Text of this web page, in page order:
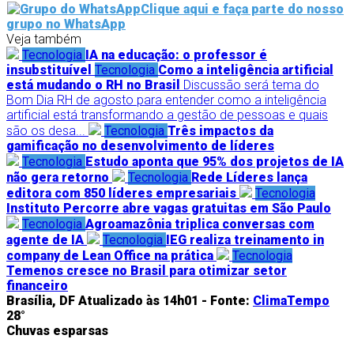
Clique aqui e faça parte do nosso
grupo no WhatsApp
Veja também
Tecnologia IA na educação: o professor é
insubstituível Tecnologia Como a inteligência artificial
está mudando o RH no Brasil Discussão será tema do
Bom Dia RH de agosto para entender como a inteligência
artificial está transformando a gestão de pessoas e quais
são os desa...
Tecnologia Três impactos da
gamificação no desenvolvimento de líderes
Tecnologia Estudo aponta que 95% dos projetos de IA
não gera retorno
Tecnologia Rede Líderes lança
editora com 850 líderes empresariais
Tecnologia
Instituto Percorre abre vagas gratuitas em São Paulo
Tecnologia Agroamazônia triplica conversas com
agente de IA
Tecnologia IEG realiza treinamento in
company de Lean Office na prática
Tecnologia
Temenos cresce no Brasil para otimizar setor
financeiro
Brasília, DF Atualizado às 14h01 - Fonte: ClimaTempo
28°
Chuvas esparsas